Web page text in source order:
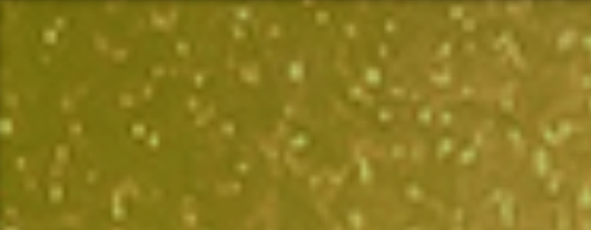
ACUM ÎN DIRECT
TO LOVE IS TO BURN
MILEDI